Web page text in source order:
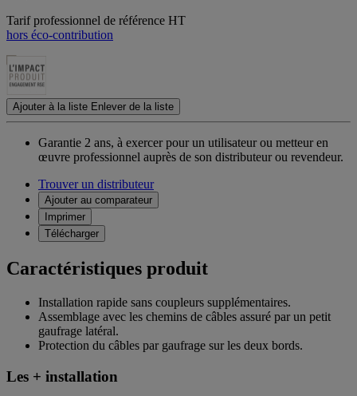
Tarif professionnel de référence HT
hors éco-contribution
Ajouter à la liste Enlever de la liste
Garantie 2 ans, à exercer pour un utilisateur ou metteur en
œuvre professionnel auprès de son distributeur ou revendeur.
Trouver un distributeur
Ajouter au comparateur
Imprimer
Télécharger
Caractéristiques produit
Installation rapide sans coupleurs supplémentaires.
Assemblage avec les chemins de câbles assuré par un petit
gaufrage latéral.
Protection du câbles par gaufrage sur les deux bords.
Les + installation